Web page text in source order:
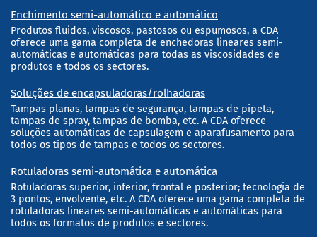
Enchimento semi-automático e automático
Produtos fluidos, viscosos, pastosos ou espumosos, a CDA
oferece uma gama completa de enchedoras lineares semi-
automáticas e automáticas para todas as viscosidades de
produtos e todos os sectores.
Soluções de encapsuladoras/rolhadoras
Tampas planas, tampas de segurança, tampas de pipeta,
tampas de spray, tampas de bomba, etc. A CDA oferece
soluções automáticas de capsulagem e aparafusamento para
todos os tipos de tampas e todos os sectores.
Rotuladoras semi-automática e automática
Rotuladoras superior, inferior, frontal e posterior; tecnologia de
3 pontos, envolvente, etc. A CDA oferece uma gama completa de
rotuladoras lineares semi-automáticas e automáticas para
todos os formatos de produtos e sectores.